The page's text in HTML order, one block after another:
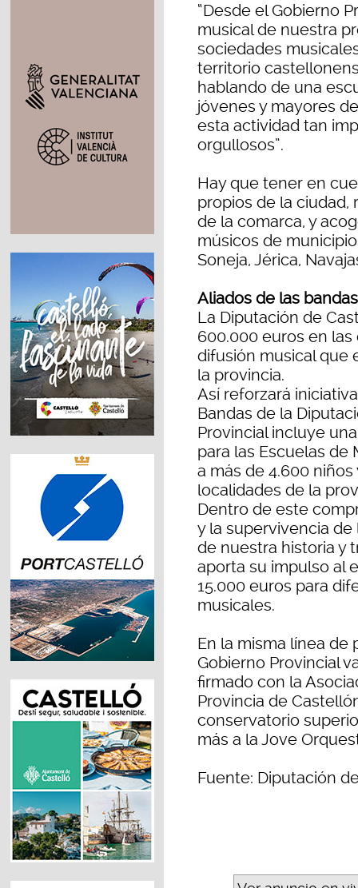
“Desde el Gobierno
musical de nuestra
sociedades
territorio
hablando de una
jóvenes y mayores
esta actividad tan
orgullosos”.
Hay que tener en
propios de la
de la comarca, y
músicos de
Soneja, Jérica,
Aliados de las
La Diputación de
600.000 euros en
difusión musical que
la provincia.
Así reforzará
Bandas de la
Provincial incluye
para las Escuelas de
a más de 4.600
localidades de la
Dentro de este
y la supervivencia de
de nuestra historia y
aporta su impulso al
15.000 euros para
musicales.
En la misma línea de
Gobierno Provincial
firmado con la
Provincia de
conservatorio
más a la Jove
Fuente: Diputación